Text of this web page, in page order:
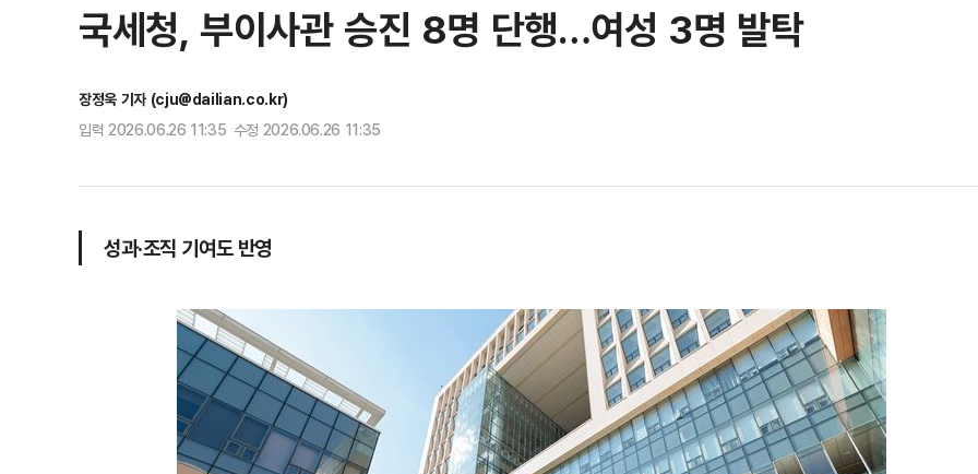
국세청, 부이사관 승진 8명 단행…여성 3명 발탁
장정욱 기자 (cju@dailian.co.kr)
입력 2026.06.26 11:35 수정 2026.06.26 11:35
성과·조직 기여도 반영
1
"숙련된 모습" 통영 60대女
제로 갈 가능성 있나…범인의
2
천안 교회서 의식 잃은 11세
경찰, 학대 치사 여부 수사